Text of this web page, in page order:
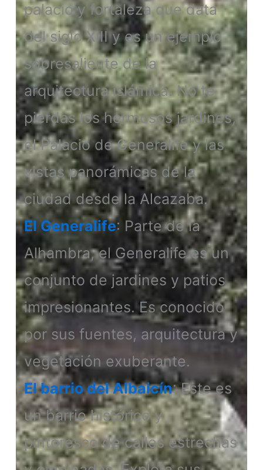
palacio y fortaleza que data
del siglo XIII y es un ejemplo
sobresaliente de la
arquitectura islámica. No te
pierdas los hermosos jardines,
el Palacio de Generalife y las
vistas panorámicas de la
ciudad desde la Alcazaba.
El Generalife: Parte de la
Alhambra, el Generalife es un
conjunto de jardines y patios
impresionantes. Es conocido
por sus fuentes, arquitectura y
vegetación exuberante.
El barrio del Albaicín: Este es
un barrio histórico y
pintoresco de calles estrechas